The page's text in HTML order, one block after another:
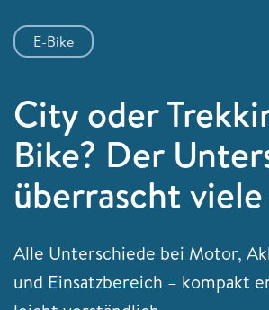
E-Bike
City oder
Bike? Der
überrascht viele
Alle Unterschiede bei Motor,
und Einsatzbereich – kompakt